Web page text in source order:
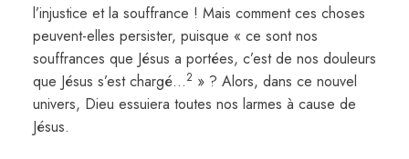
l’injustice et la souffrance ! Mais comment ces choses
peuvent-elles persister, puisque « ce sont nos
souffrances que Jésus a portées, c’est de nos douleurs
que Jésus s’est chargé…2 » ? Alors, dans ce nouvel
univers, Dieu essuiera toutes nos larmes à cause de
Jésus.